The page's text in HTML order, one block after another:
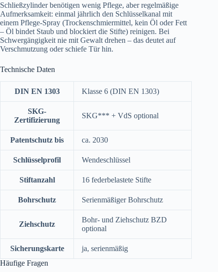
Schließzylinder benötigen wenig Pflege, aber regelmäßige
Aufmerksamkeit: einmal jährlich den Schlüsselkanal mit
einem Pflege-Spray (Trockenschmiermittel, kein Öl oder Fett
– Öl bindet Staub und blockiert die Stifte) reinigen. Bei
Schwergängigkeit nie mit Gewalt drehen – das deutet auf
Verschmutzung oder schiefe Tür hin.
Technische Daten
DIN EN 1303 Klasse 6 (DIN EN 1303)
SKG-
Zertifizierung
SKG*** + VdS optional
Patentschutz bis ca. 2030
Schlüsselprofil Wendeschlüssel
Stiftanzahl 16 federbelastete Stifte
Bohrschutz Serienmäßiger Bohrschutz
Ziehschutz
Bohr- und Ziehschutz BZD
optional
Sicherungskarte
ja, serienmäßig
Häufige Fragen